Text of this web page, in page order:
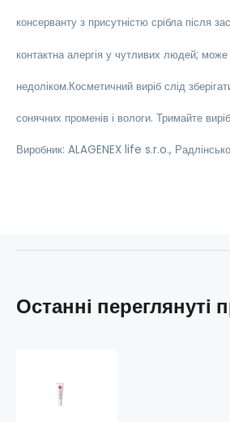
консерванту з присутністю срібла після
контактна алергія у чутливих людей;
недоліком.Косметичний виріб слід
сонячних променів і вологи. Тримайте
Виробник: ALAGENEX life s.r.o.,
Останні переглянуті